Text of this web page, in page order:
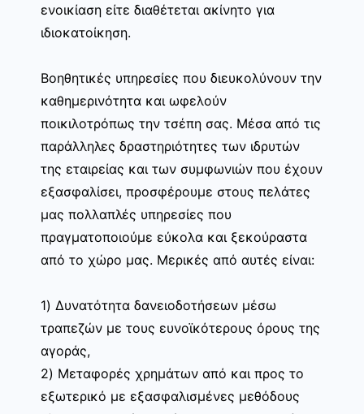
ενοικίαση είτε διαθέτεται ακίνητο για
ιδιοκατοίκηση.
Βοηθητικές υπηρεσίες που διευκολύνουν την
καθημερινότητα και ωφελούν
ποικιλοτρόπως την τσέπη σας. Μέσα από τις
παράλληλες δραστηριότητες των ιδρυτών
της εταιρείας και των συμφωνιών που έχουν
εξασφαλίσει, προσφέρουμε στους πελάτες
μας πολλαπλές υπηρεσίες που
πραγματοποιούμε εύκολα και ξεκούραστα
από το χώρο μας. Μερικές από αυτές είναι:
1) Δυνατότητα δανειοδοτήσεων μέσω
τραπεζών με τους ευνοϊκότερους όρους της
αγοράς,
2) Μεταφορές χρημάτων από και προς το
εξωτερικό με εξασφαλισμένες μεθόδους